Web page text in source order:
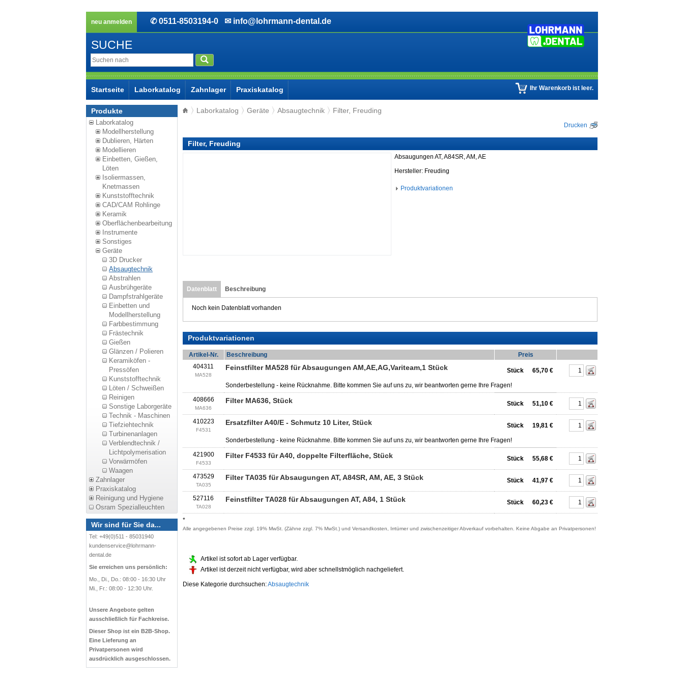
neu anmelden ✆ 0511-8503194-0 ✉ info@lohrmann-dental.de
SUCHE
Startseite Laborkatalog Zahnlager Praxiskatalog Ihr Warenkorb ist leer.
Produkte
Laborkatalog
Modellherstellung
Dublieren, Härten
Modellieren
Einbetten, Gießen,
Löten
Isoliermassen,
Knetmassen
Kunststofftechnik
CAD/CAM Rohlinge
Keramik
Oberflächenbearbeitung
Instrumente
Sonstiges
Geräte
3D Drucker
Absaugtechnik
Abstrahlen
Ausbrühgeräte
Dampfstrahlgeräte
Einbetten und
Modellherstellung
Farbbestimmung
Frästechnik
Gießen
Glänzen / Polieren
Keramiköfen -
Pressöfen
Kunststofftechnik
Löten / Schweißen
Reinigen
Sonstige Laborgeräte
Technik - Maschinen
Tiefziehtechnik
Turbinenanlagen
Verblendtechnik /
Lichtpolymerisation
Vorwärmöfen
Waagen
Zahnlager
Praxiskatalog
Reinigung und Hygiene
Osram Spezialleuchten
Wir sind für Sie da...
Tel: +49(0)511 - 85031940
kundenservice@lohrmann-
dental.de
Sie erreichen uns persönlich:
Mo., Di., Do.: 08:00 - 16:30 Uhr
Mi., Fr.: 08:00 - 12:30 Uhr.
Unsere Angebote gelten
ausschließlich für Fachkreise.
Dieser Shop ist ein B2B-Shop.
Eine Lieferung an
Privatpersonen wird
ausdrücklich ausgeschlossen.
Laborkatalog Geräte Absaugtechnik Filter, Freuding
Drucken
Filter, Freuding
Absaugungen AT, A84SR, AM, AE
Hersteller: Freuding
Produktvariationen
Datenblatt Beschreibung
Noch kein Datenblatt vorhanden
Produktvariationen
Artikel-Nr. Beschreibung
Preis
404311
MA528
Feinstfilter MA528 für Absaugungen AM,AE,AG,Variteam,1 Stück Stück 65,70 €
Sonderbestellung - keine Rücknahme. Bitte kommen Sie auf uns zu, wir beantworten gerne Ihre Fragen!
408666
MA636
Filter MA636, Stück Stück 51,10 €
410223
F4531
Ersatzfilter A40/E - Schmutz 10 Liter, Stück Stück 19,81 €
Sonderbestellung - keine Rücknahme. Bitte kommen Sie auf uns zu, wir beantworten gerne Ihre Fragen!
421900
F4533
Filter F4533 für A40, doppelte Filterfläche, Stück Stück 55,68 €
473529
TA035
Filter TA035 für Absaugungen AT, A84SR, AM, AE, 3 Stück Stück 41,97 €
527116
TA028
Feinstfilter TA028 für Absaugungen AT, A84, 1 Stück Stück 60,23 €
*
Alle angegebenen Preise zzgl. 19% MwSt. (Zähne zzgl. 7% MwSt.) und Versandkosten, Irrtümer und zwischenzeitiger Abverkauf vorbehalten. Keine Abgabe an Privatpersonen!
Artikel ist sofort ab Lager verfügbar.
Artikel ist derzeit nicht verfügbar, wird aber schnellstmöglich nachgeliefert.
Diese Kategorie durchsuchen:Absaugtechnik